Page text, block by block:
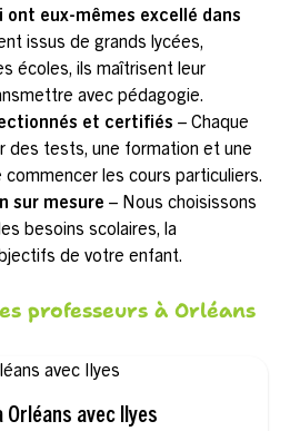
ont eux-mêmes excellé dans
issus de grands lycées,
écoles, ils maîtrisent leur
avec pédagogie.
et certifiés – Chaque
des tests, une formation et une
les cours particuliers.
sur mesure – Nous choisissons
besoins scolaires, la
de votre enfant.
professeurs à Orléans
avec Ilyes